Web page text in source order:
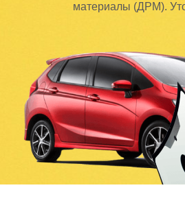
материалы (ДРМ).